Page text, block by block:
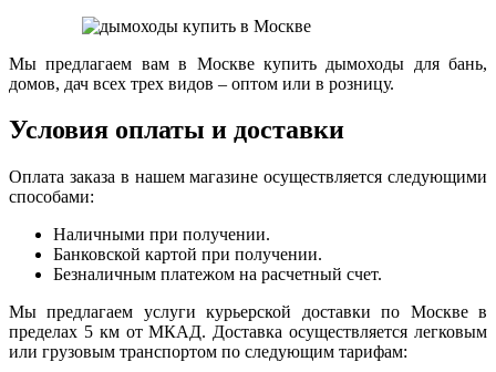
Мы предлагаем вам в Москве купить дымоходы для бань,
домов, дач всех трех видов – оптом или в розницу.
Условия оплаты и доставки
Оплата заказа в нашем магазине осуществляется следующими
способами:
Наличными при получении.
Банковской картой при получении.
Безналичным платежом на расчетный счет.
Мы предлагаем услуги курьерской доставки по Москве в
пределах 5 км от МКАД. Доставка осуществляется легковым
или грузовым транспортом по следующим тарифам: